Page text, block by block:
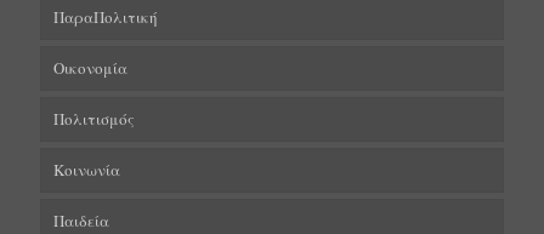
ΠαραΠολιτική
Οικονομία
Πολιτισμός
Κοινωνία
Παιδεία